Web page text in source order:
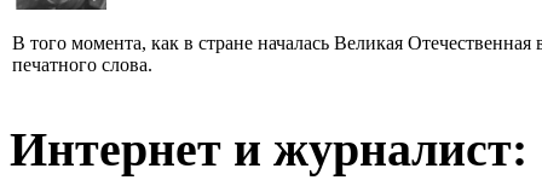
В того момента, как в стране началась Великая
печатного слова.
Интернет и журналист: